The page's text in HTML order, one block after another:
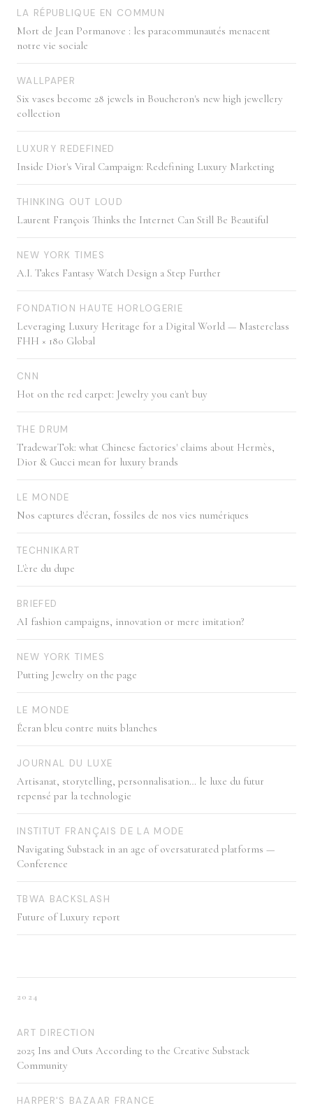
LA RÉPUBLIQUE EN COMMUN
Mort de Jean Pormanove : les paracommunautés menacent
notre vie sociale
WALLPAPER
Six vases become 28 jewels in Boucheron's new high jewellery
collection
LUXURY REDEFINED
Inside Dior's Viral Campaign: Redefining Luxury Marketing
THINKING OUT LOUD
Laurent François Thinks the Internet Can Still Be Beautiful
NEW YORK TIMES
A.I. Takes Fantasy Watch Design a Step Further
FONDATION HAUTE HORLOGERIE
Leveraging Luxury Heritage for a Digital World — Masterclass
FHH × 180 Global
CNN
Hot on the red carpet: Jewelry you can't buy
THE DRUM
TradewarTok: what Chinese factories' claims about Hermès,
Dior & Gucci mean for luxury brands
LE MONDE
Nos captures d'écran, fossiles de nos vies numériques
TECHNIKART
L'ère du dupe
BRIEFED
AI fashion campaigns, innovation or mere imitation?
NEW YORK TIMES
Putting Jewelry on the page
LE MONDE
Écran bleu contre nuits blanches
JOURNAL DU LUXE
Artisanat, storytelling, personnalisation… le luxe du futur
repensé par la technologie
INSTITUT FRANÇAIS DE LA MODE
Navigating Substack in an age of oversaturated platforms —
Conference
TBWA BACKSLASH
Future of Luxury report
2024
ART DIRECTION
2025 Ins and Outs According to the Creative Substack
Community
HARPER'S BAZAAR FRANCE